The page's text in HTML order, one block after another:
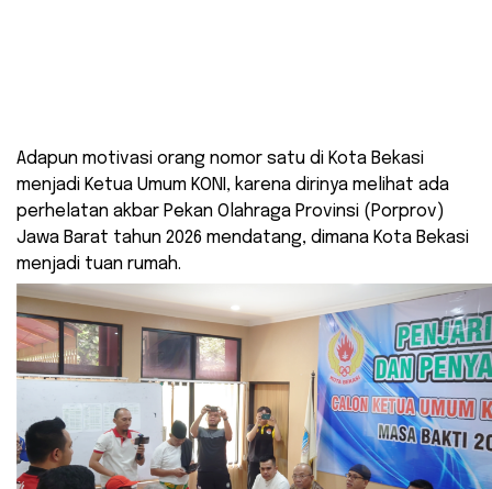
Adapun motivasi orang nomor satu di Kota Bekasi
menjadi Ketua Umum KONI, karena dirinya melihat ada
perhelatan akbar Pekan Olahraga Provinsi (Porprov)
Jawa Barat tahun 2026 mendatang, dimana Kota Bekasi
menjadi tuan rumah.